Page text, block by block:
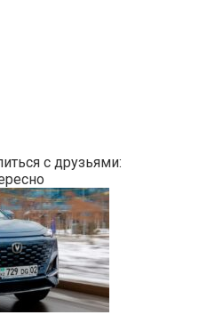
с друзьями: